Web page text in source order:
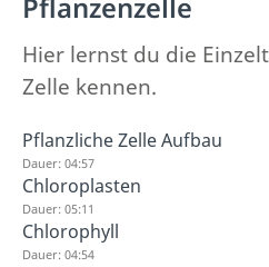
Pflanzenzelle
Hier lernst du die
Zelle kennen.
Pflanzliche Zelle Aufbau
Dauer: 04:57
Chloroplasten
Dauer: 05:11
Chlorophyll
Dauer: 04:54